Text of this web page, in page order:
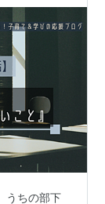
うちの部下